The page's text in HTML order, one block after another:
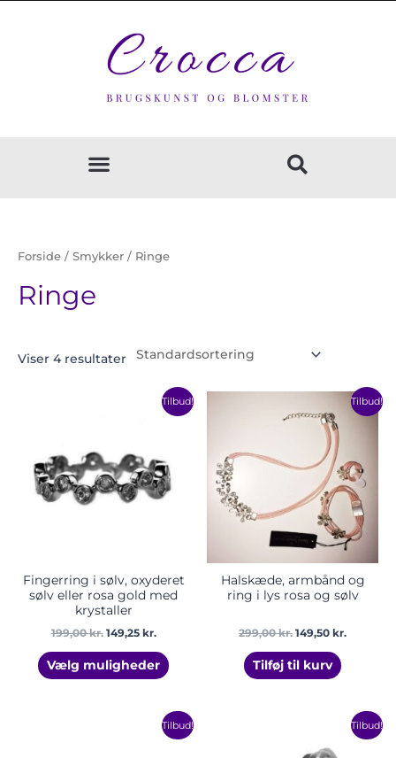
Forside / Smykker / Ringe
Ringe
Viser 4 resultater
Tilbud!
Fingerring i sølv, oxyderet
sølv eller rosa gold med
krystaller
199,00kr.
oprindelige
199,00 kr..
149,25 kr.
Den
aktuelle
Vælg muligheder
Dette
vare
varianter.
Mulighederne
varesiden
Tilbud!
Halskæde, armbånd og
ring i lys rosa og sølv
299,00kr.
oprindelige
299,00 kr..
149,50 kr.
Den
aktuelle
Tilføj til kurv
Tilbud!
oprindelige
Den
aktuelle
Dette
vare
Tilbud!
oprindelige
pris
Den
aktuelle
Dette
vare